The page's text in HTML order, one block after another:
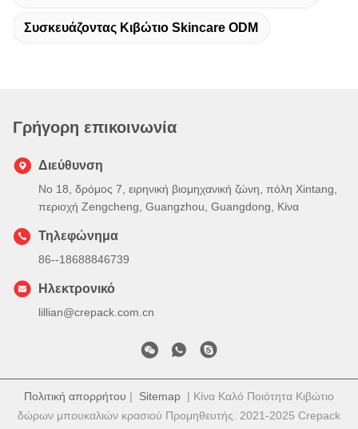
Συσκευάζοντας Κιβώτιο Skincare ODM
Γρήγορη επικοινωνία
Διεύθυνση
Νο 18, δρόμος 7, ειρηνική βιομηχανική ζώνη, πόλη Xintang,
περιοχή Zengcheng, Guangzhou, Guangdong, Κίνα
Τηλεφώνημα
86--18688846739
Ηλεκτρονικό
lillian@crepack.com.cn
Πολιτική απορρήτου | Sitemap | Κίνα Καλό Ποιότητα Κιβώτιο
δώρων μπουκαλιών κρασιού Προμηθευτής. 2021-2025 Crepack